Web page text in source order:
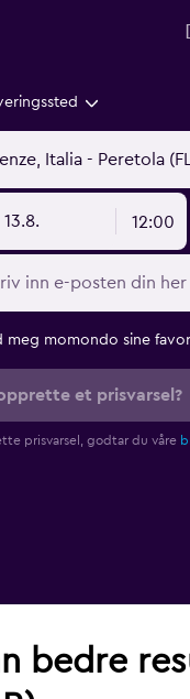
12:00
meg momondo sine
et prisvarsel?
prisvarsel, godtar du våre
bedre